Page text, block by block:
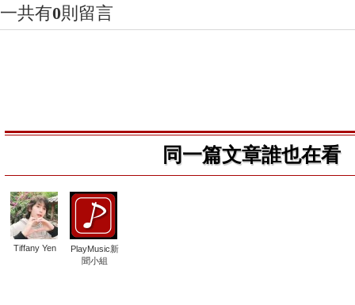
一共有0則留言
同一篇文章誰也在看
Tiffany Yen
PlayMusic新
聞小組